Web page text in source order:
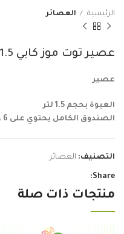
الرئيسية العصائر
عصير توت موز كابي 1.5 لتر
عصير
العبوة بحجم 1.5 لتر
الصندوق الكامل يحتوي على 6 عبوات
التصنيف: العصائر
Share:
منتجات ذات صلة